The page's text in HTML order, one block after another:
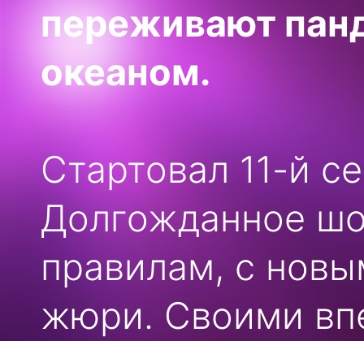
переживают
океаном.
Стартовал 11-й
Долгожданное
правилам, с
жюри. Своими